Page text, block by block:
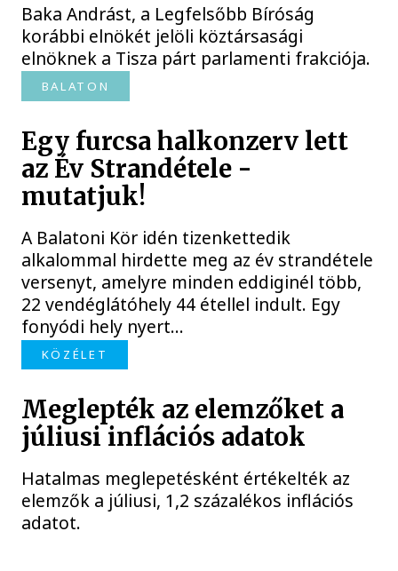
Baka Andrást, a Legfelsőbb Bíróság
korábbi elnökét jelöli köztársasági
elnöknek a Tisza párt parlamenti frakciója.
BALATON
Egy furcsa halkonzerv lett
az Év Strandétele -
mutatjuk!
A Balatoni Kör idén tizenkettedik
alkalommal hirdette meg az év strandétele
versenyt, amelyre minden eddiginél több,
22 vendéglátóhely 44 étellel indult. Egy
fonyódi hely nyert...
KÖZÉLET
Meglepték az elemzőket a
júliusi inflációs adatok
Hatalmas meglepetésként értékelték az
elemzők a júliusi, 1,2 százalékos inflációs
adatot.